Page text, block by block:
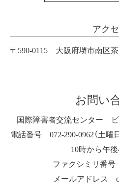
アク
〒590-0115 大阪府堺市南区
お問い
国際障害者交流センター ビ
電話番号 072-290-0962（土曜
10時から午後
ファクシミリ番
メールアドレス